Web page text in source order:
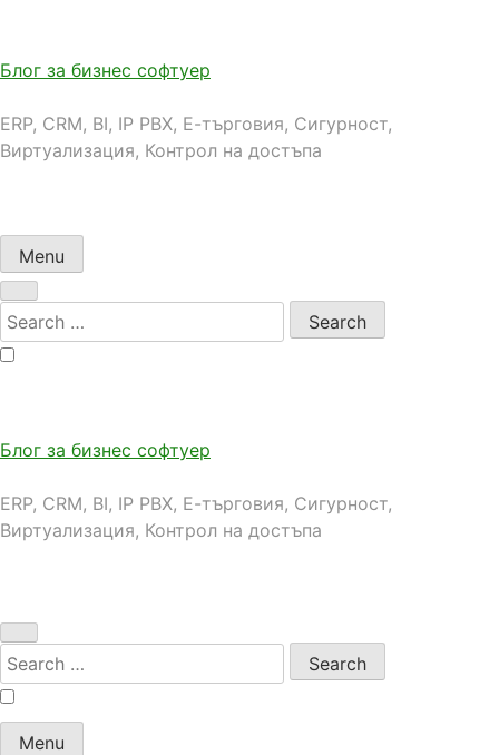
content
Блог за бизнес софтуер
ERP, CRM, BI, IP PBX, Е-търговия, Сигурност,
Виртуализация, Контрол на достъпа
Menu
Search
for:
Блог за бизнес софтуер
ERP, CRM, BI, IP PBX, Е-търговия, Сигурност,
Виртуализация, Контрол на достъпа
Search
for:
Menu